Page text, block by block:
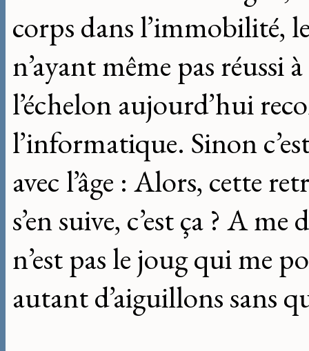
corps dans l’immobilité,
n’ayant même pas réussi
l’échelon aujourd’hui
l’informatique. Sinon
avec l’âge : Alors, cette
s’en suive, c’est ça ? A
n’est pas le joug qui me
autant d’aiguillons sans